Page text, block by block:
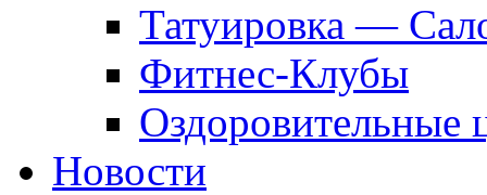
Татуировка —
Фитнес-Клубы
Оздоровительные
Новости